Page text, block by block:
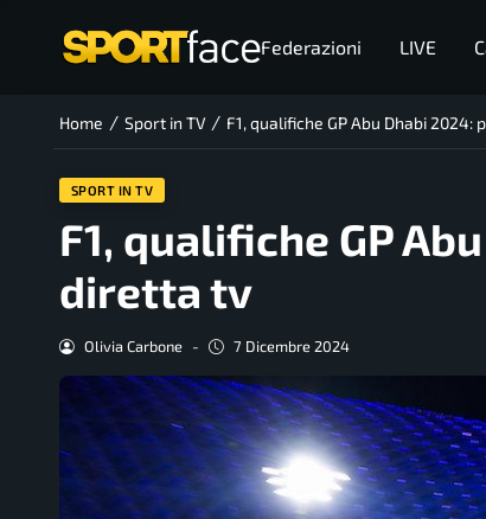
Federazioni LIVE
Home / Sport in TV / F1, qualifiche GP Abu Dhabi
SPORT IN TV
F1, qualifiche GP
diretta tv
Olivia Carbone - 7 Dicembre 2024